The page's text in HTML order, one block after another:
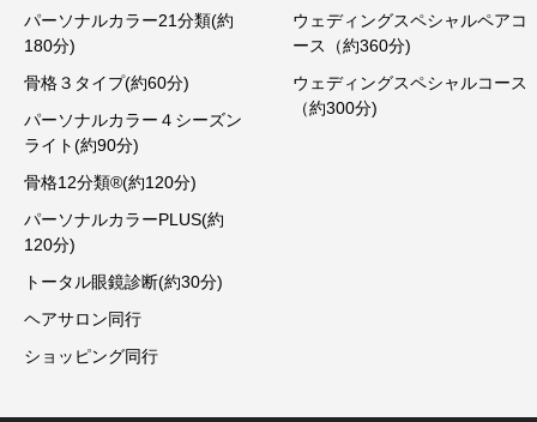
パーソナルカラー21分類(約
180分)
骨格３タイプ(約60分)
パーソナルカラー４シーズン
ライト(約90分)
骨格12分類®︎(約120分)
パーソナルカラーPLUS(約
120分)
トータル眼鏡診断(約30分)
ヘアサロン同行
ショッピング同行
ウェディングスペシャルペアコ
ース（約360分)
ウェディングスペシャルコース
（約300分)